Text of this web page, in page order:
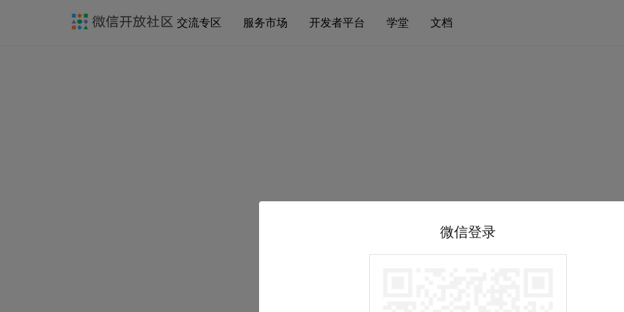
交流专区 服务市场 开发者平台 学堂 文档
微信登录